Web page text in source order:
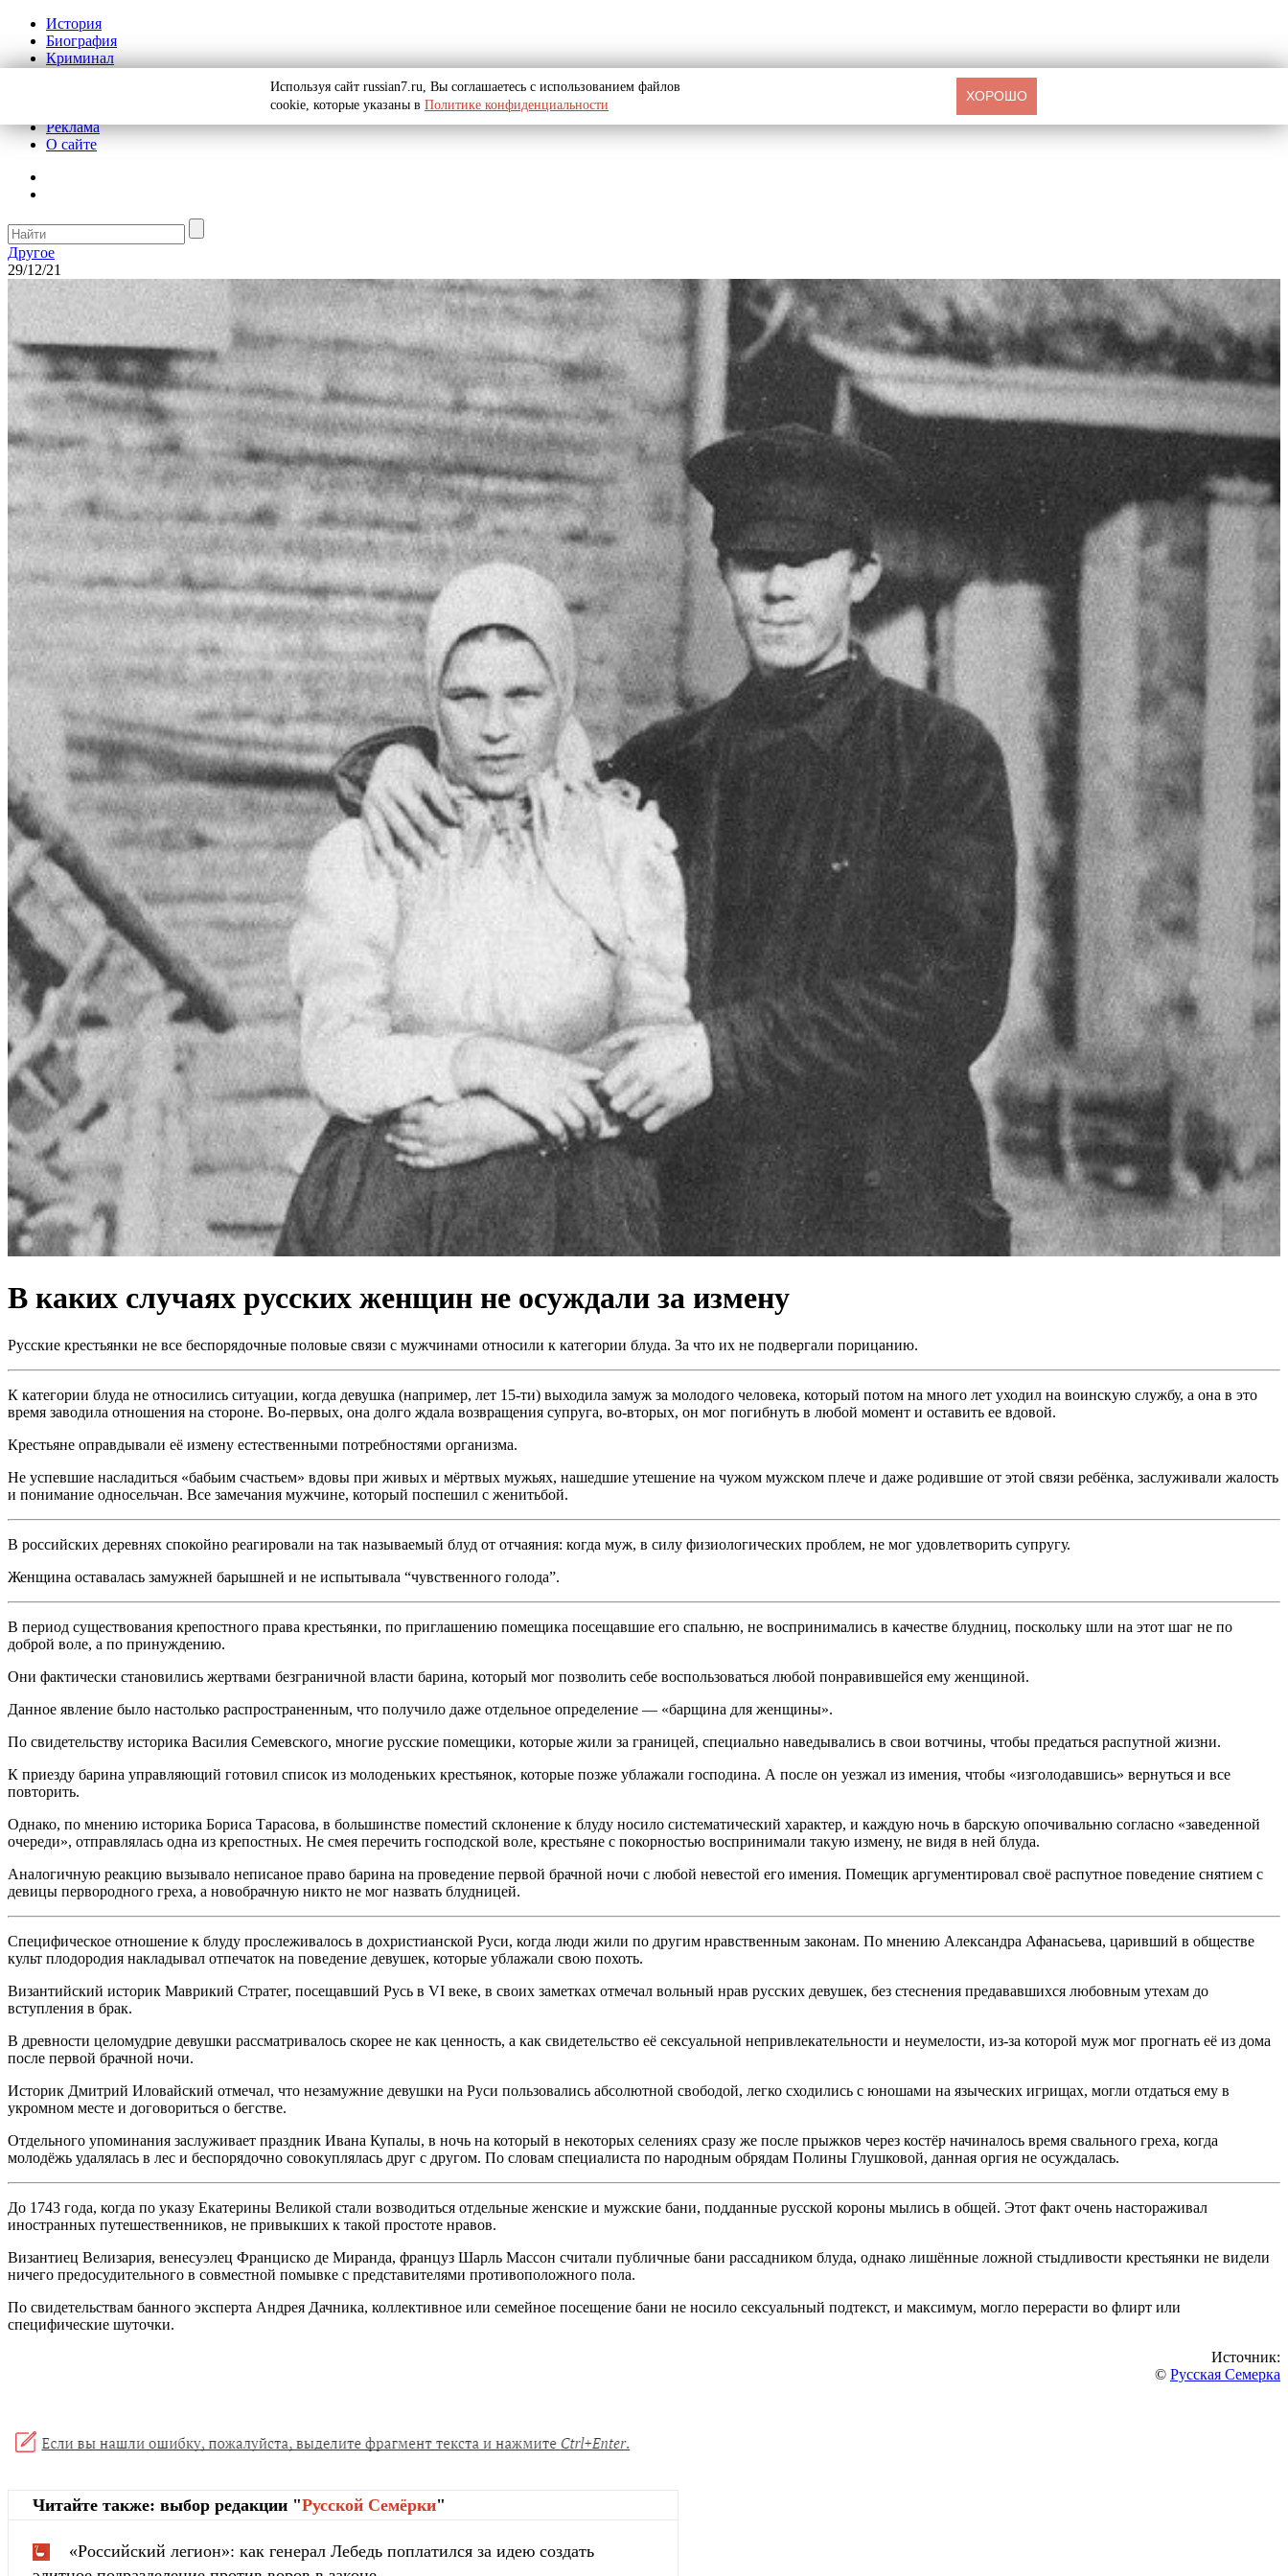
История
Биография
Криминал
Реклама
О сайте
Другое
29/12/21
В каких случаях русских женщин не осуждали за измену
Русские крестьянки не все беспорядочные половые связи с мужчинами относили к категории блуда. За что их не подвергали порицанию.
К категории блуда не относились ситуации, когда девушка (например, лет 15-ти) выходила замуж за молодого человека, который потом на много лет уходил на воинскую службу, а она в это
время заводила отношения на стороне. Во-первых, она долго ждала возвращения супруга, во-вторых, он мог погибнуть в любой момент и оставить ее вдовой.
Крестьяне оправдывали её измену естественными потребностями организма.
Не успевшие насладиться «бабьим счастьем» вдовы при живых и мёртвых мужьях, нашедшие утешение на чужом мужском плече и даже родившие от этой связи ребёнка, заслуживали жалость
и понимание односельчан. Все замечания мужчине, который поспешил с женитьбой.
В российских деревнях спокойно реагировали на так называемый блуд от отчаяния: когда муж, в силу физиологических проблем, не мог удовлетворить супругу.
Женщина оставалась замужней барышней и не испытывала “чувственного голода”.
В период существования крепостного права крестьянки, по приглашению помещика посещавшие его спальню, не воспринимались в качестве блудниц, поскольку шли на этот шаг не по
доброй воле, а по принуждению.
Они фактически становились жертвами безграничной власти барина, который мог позволить себе воспользоваться любой понравившейся ему женщиной.
Данное явление было настолько распространенным, что получило даже отдельное определение — «барщина для женщины».
По свидетельству историка Василия Семевского, многие русские помещики, которые жили за границей, специально наведывались в свои вотчины, чтобы предаться распутной жизни.
К приезду барина управляющий готовил список из молоденьких крестьянок, которые позже ублажали господина. А после он уезжал из имения, чтобы «изголодавшись» вернуться и все
повторить.
Однако, по мнению историка Бориса Тарасова, в большинстве поместий склонение к блуду носило систематический характер, и каждую ночь в барскую опочивальню согласно «заведенной
очереди», отправлялась одна из крепостных. Не смея перечить господской воле, крестьяне с покорностью воспринимали такую измену, не видя в ней блуда.
Аналогичную реакцию вызывало неписаное право барина на проведение первой брачной ночи с любой невестой его имения. Помещик аргументировал своё распутное поведение снятием с
девицы первородного греха, а новобрачную никто не мог назвать блудницей.
Специфическое отношение к блуду прослеживалось в дохристианской Руси, когда люди жили по другим нравственным законам. По мнению Александра Афанасьева, царивший в обществе
культ плодородия накладывал отпечаток на поведение девушек, которые ублажали свою похоть.
Византийский историк Маврикий Стратег, посещавший Русь в VI веке, в своих заметках отмечал вольный нрав русских девушек, без стеснения предававшихся любовным утехам до
вступления в брак.
В древности целомудрие девушки рассматривалось скорее не как ценность, а как свидетельство её сексуальной непривлекательности и неумелости, из-за которой муж мог прогнать её из дома
после первой брачной ночи.
Историк Дмитрий Иловайский отмечал, что незамужние девушки на Руси пользовались абсолютной свободой, легко сходились с юношами на языческих игрищах, могли отдаться ему в
укромном месте и договориться о бегстве.
Отдельного упоминания заслуживает праздник Ивана Купалы, в ночь на который в некоторых селениях сразу же после прыжков через костёр начиналось время свального греха, когда
молодёжь удалялась в лес и беспорядочно совокуплялась друг с другом. По словам специалиста по народным обрядам Полины Глушковой, данная оргия не осуждалась.
До 1743 года, когда по указу Екатерины Великой стали возводиться отдельные женские и мужские бани, подданные русской короны мылись в общей. Этот факт очень настораживал
иностранных путешественников, не привыкших к такой простоте нравов.
Византиец Велизария, венесуэлец Франциско де Миранда, француз Шарль Массон считали публичные бани рассадником блуда, однако лишённые ложной стыдливости крестьянки не видели
ничего предосудительного в совместной помывке с представителями противоположного пола.
По свидетельствам банного эксперта Андрея Дачника, коллективное или семейное посещение бани не носило сексуальный подтекст, и максимум, могло перерасти во флирт или
специфические шуточки.
Источник:
© Русская Семерка
Читайте также: выбор редакции "Русской Cемёрки"
«Российский легион»: как генерал Лебедь поплатился за идею создать
Используя сайт russian7.ru, Вы соглашаетесь с использованием файлов
cookie, которые указаны в Политике конфиденциальности
ХОРОШО